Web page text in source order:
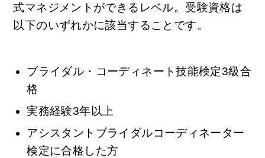
式マネジメントができるレベル。受験資格は
以下のいずれかに該当することです。
ブライダル・コーディネート技能検定3級合
格
実務経験3年以上
アシスタントブライダルコーディネーター
検定に合格した方